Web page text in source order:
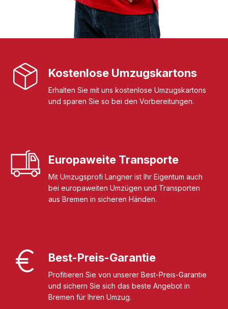
Kostenlose Umzugskartons
Erhalten Sie mit uns kostenlose Umzugskartons
und sparen Sie so bei den Vorbereitungen.
Europaweite Transporte
Mit Umzugsprofi Langner ist Ihr Eigentum auch
bei europaweiten Umzügen und Transporten
aus Bremen in sicheren Händen.
Best-Preis-Garantie
Profitieren Sie von unserer Best-Preis-Garantie
und sichern Sie sich das beste Angebot in
Bremen für Ihren Umzug.